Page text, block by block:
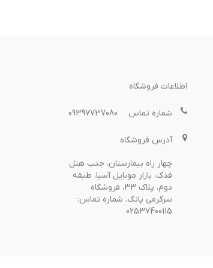
اطلاعات فروشگاه
شماره تماس 09397737080
آدرس فروشگاه
چهار راه بیمارستان، جنب هتل
فدک، بازار موبایل آسیا، طبقه
دوم، پلاک 33، فروشگاه
سرگرمی پانگ، شماره تماس:
02537400115